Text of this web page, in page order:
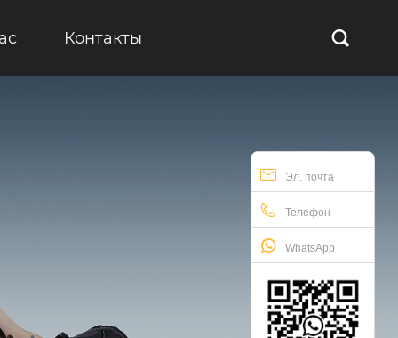
Контакты 
Эл. почта
Телефон
WhatsApp